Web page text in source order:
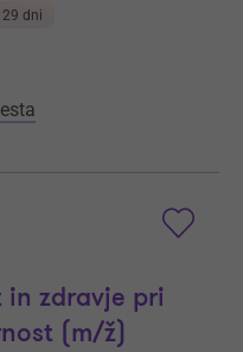
29 dni
in zdravje pri
(m/ž)